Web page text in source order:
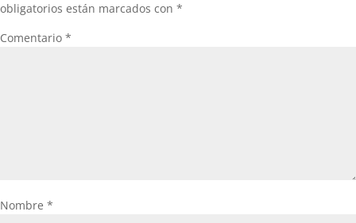
obligatorios están marcados con *
Comentario *
Nombre *